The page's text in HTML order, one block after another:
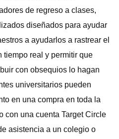
de regreso a clases,
diseñados para ayudar
a ayudarlos a rastrear el
tiempo real y permitir que
con obsequios lo hagan
universitarios pueden
en una compra en toda la
con una cuenta Target Circle
asistencia a un colegio o